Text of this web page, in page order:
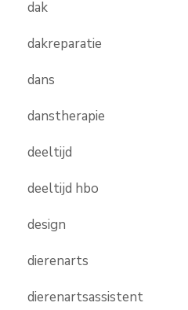
dak
dakreparatie
dans
danstherapie
deeltijd
deeltijd hbo
design
dierenarts
dierenartsassistent